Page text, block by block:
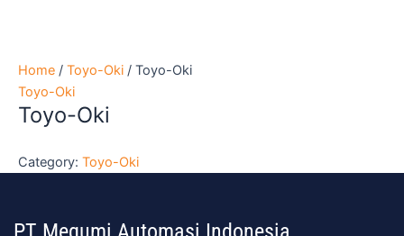
Home / Toyo-Oki / Toyo-Oki
Toyo-Oki
Toyo-Oki
Category: Toyo-Oki